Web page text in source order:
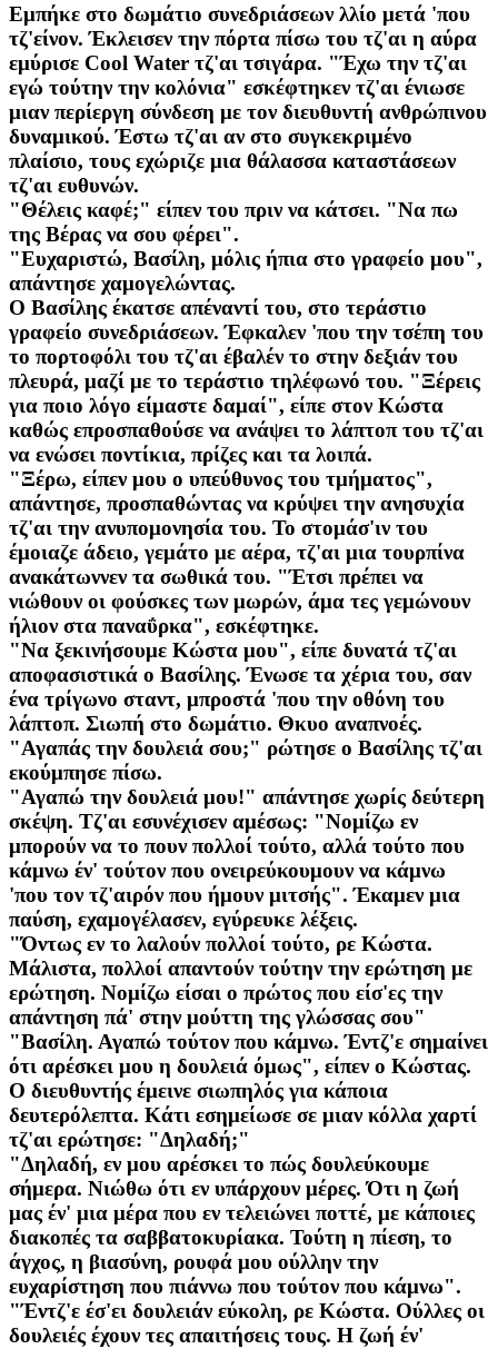
Eμπήκε στο δωμάτιο συνεδριάσεων λλίο μετά 'που
τζ'είνον. Έκλεισεν την πόρτα πίσω του τζ'αι η αύρα
εμύρισε Cool Water τζ'αι τσιγάρα. "Έχω την τζ'αι
εγώ τούτην την κολόνια" εσκέφτηκεν τζ'αι ένιωσε
μιαν περίεργη σύνδεση με τον διευθυντή ανθρώπινου
δυναμικού. Έστω τζ'αι αν στο συγκεκριμένο
πλαίσιο, τους εχώριζε μια θάλασσα καταστάσεων
τζ'αι ευθυνών.
"Θέλεις καφέ;" είπεν του πριν να κάτσει. "Να πω
της Βέρας να σου φέρει".
"Ευχαριστώ, Βασίλη, μόλις ήπια στο γραφείο μου",
απάντησε χαμογελώντας.
Ο Βασίλης έκατσε απέναντί του, στο τεράστιο
γραφείο συνεδριάσεων. Έφκαλεν 'που την τσέπη του
το πορτοφόλι του τζ'αι έβαλέν το στην δεξιάν του
πλευρά, μαζί με το τεράστιο τηλέφωνό του. "Ξέρεις
για ποιο λόγο είμαστε δαμαί", είπε στον Κώστα
καθώς επροσπαθούσε να ανάψει το λάπτοπ του τζ'αι
να ενώσει ποντίκια, πρίζες και τα λοιπά.
"Ξέρω, είπεν μου ο υπεύθυνος του τμήματος",
απάντησε, προσπαθώντας να κρύψει την ανησυχία
τζ'αι την ανυπομονησία του. Το στομάσ'ιν του
έμοιαζε άδειο, γεμάτο με αέρα, τζ'αι μια τουρπίνα
ανακάτωννεν τα σωθικά του. "Έτσι πρέπει να
νιώθουν οι φούσκες των μωρών, άμα τες γεμώνουν
ήλιον στα παναΰρκα", εσκέφτηκε.
"Να ξεκινήσουμε Κώστα μου", είπε δυνατά τζ'αι
αποφασιστικά ο Βασίλης. Ένωσε τα χέρια του, σαν
ένα τρίγωνο σταντ, μπροστά 'που την οθόνη του
λάπτοπ. Σιωπή στο δωμάτιο. Θκυο αναπνοές.
"Αγαπάς την δουλειά σου;" ρώτησε ο Βασίλης τζ'αι
εκούμπησε πίσω.
"Αγαπώ την δουλειά μου!" απάντησε χωρίς δεύτερη
σκέψη. Τζ'αι εσυνέχισεν αμέσως: "Νομίζω εν
μπορούν να το πουν πολλοί τούτο, αλλά τούτο που
κάμνω έν' τούτον που ονειρεύκουμουν να κάμνω
'που τον τζ'αιρόν που ήμουν μιτσής". Έκαμεν μια
παύση, εχαμογέλασεν, εγύρευκε λέξεις.
"Όντως εν το λαλούν πολλοί τούτο, ρε Κώστα.
Μάλιστα, πολλοί απαντούν τούτην την ερώτηση με
ερώτηση. Νομίζω είσαι ο πρώτος που είσ'ες την
απάντηση πά' στην μούττη της γλώσσας σου"
"Βασίλη. Αγαπώ τούτον που κάμνω. Έντζ'ε σημαίνει
ότι αρέσκει μου η δουλειά όμως", είπεν ο Κώστας.
Ο διευθυντής έμεινε σιωπηλός για κάποια
δευτερόλεπτα. Κάτι εσημείωσε σε μιαν κόλλα χαρτί
τζ'αι ερώτησε: "Δηλαδή;"
"Δηλαδή, εν μου αρέσκει το πώς δουλεύκουμε
σήμερα. Νιώθω ότι εν υπάρχουν μέρες. Ότι η ζωή
μας έν' μια μέρα που εν τελειώνει ποττέ, με κάποιες
διακοπές τα σαββατοκυρίακα. Τούτη η πίεση, το
άγχος, η βιασύνη, ρουφά μου ούλλην την
ευχαρίστηση που πιάννω που τούτον που κάμνω".
"Έντζ'ε έσ'ει δουλειάν εύκολη, ρε Κώστα. Ούλλες οι
δουλειές έχουν τες απαιτήσεις τους. Η ζωή έν'